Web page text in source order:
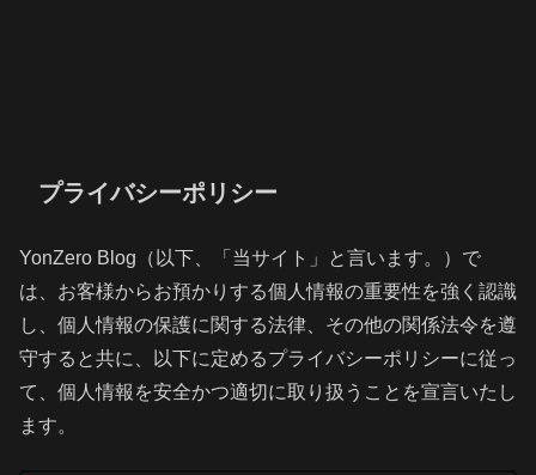
プライバシーポリシー
YonZero Blog（以下、「当サイト」と言います。）で
は、お客様からお預かりする個人情報の重要性を強く認識
し、個人情報の保護に関する法律、その他の関係法令を遵
守すると共に、以下に定めるプライバシーポリシーに従っ
て、個人情報を安全かつ適切に取り扱うことを宣言いたし
ます。